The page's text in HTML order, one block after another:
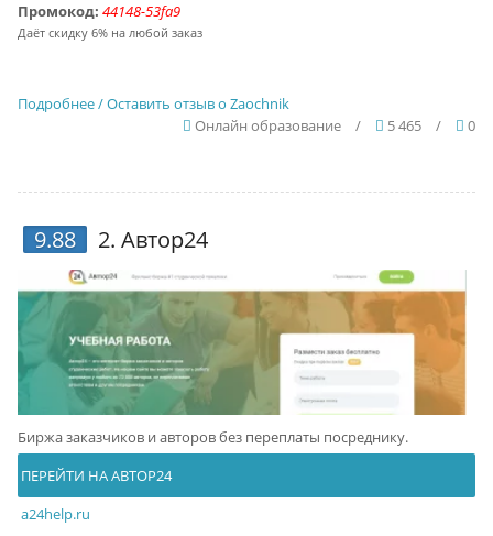
Промокод: 44148-53fa9
Даёт скидку 6% на любой заказ
Подробнее / Оставить отзыв о Zaochnik
Онлайн образование
/ 5 465 / 0
9.88 2. Автор24
Биржа заказчиков и авторов без переплаты посреднику.
ПЕРЕЙТИ НА АВТОР24
a24help.ru